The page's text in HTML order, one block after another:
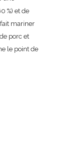
%) et de
fait mariner
porc et
le point de